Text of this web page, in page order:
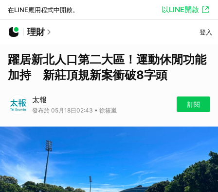
在LINE應用程式中開啟。 以LINE開啟
理財 登入
躍居新北人口第二大區！運動休閒功能
加持 新莊頂規新案衝破8字頭
太報
發布於 05月18日02:43 • 徐筱嵐
訂閱